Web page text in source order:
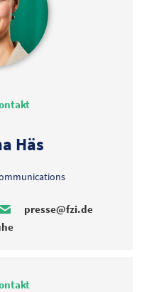
Häs
presse@fzi.de